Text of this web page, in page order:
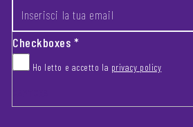
Checkboxes*
Ho letto e accetto la privacy policy